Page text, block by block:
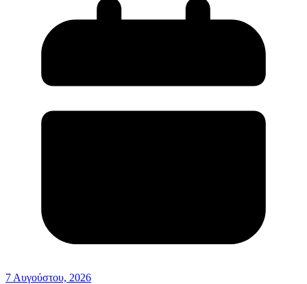
7 Αυγούστου, 2026